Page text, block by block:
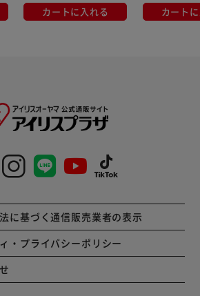
カートに入れる カート
に基づく通信販売業者の表示
・プライバシーポリシー